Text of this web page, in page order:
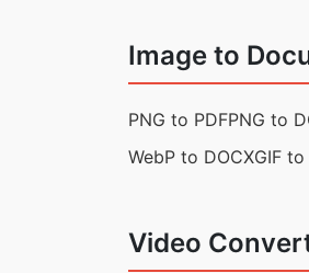
Image to
PNG to PDFPNG to
WebP to DOCXGIF to
Video